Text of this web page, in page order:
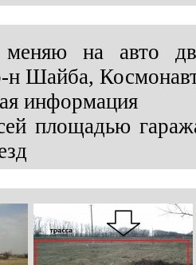
на авто
Шайба,
информация
площадью